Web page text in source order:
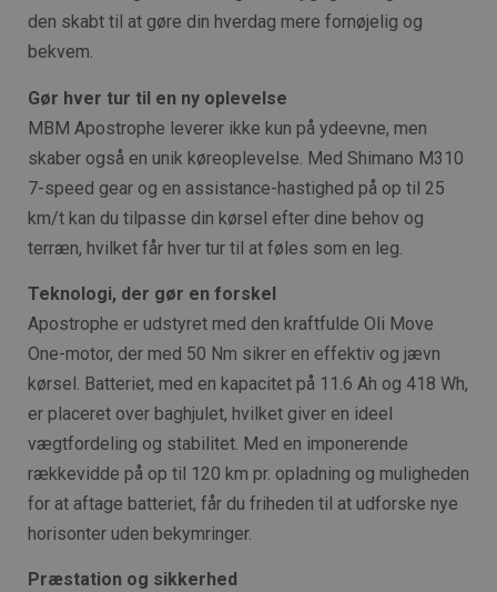
den skabt til at gøre din hverdag mere fornøjelig og
bekvem.
Gør hver tur til en ny oplevelse
MBM Apostrophe leverer ikke kun på ydeevne, men
skaber også en unik køreoplevelse. Med Shimano M310
7-speed gear og en assistance-hastighed på op til 25
km/t kan du tilpasse din kørsel efter dine behov og
terræn, hvilket får hver tur til at føles som en leg.
Teknologi, der gør en forskel
Apostrophe er udstyret med den kraftfulde Oli Move
One-motor, der med 50 Nm sikrer en effektiv og jævn
kørsel. Batteriet, med en kapacitet på 11.6 Ah og 418 Wh,
er placeret over baghjulet, hvilket giver en ideel
vægtfordeling og stabilitet. Med en imponerende
rækkevidde på op til 120 km pr. opladning og muligheden
for at aftage batteriet, får du friheden til at udforske nye
horisonter uden bekymringer.
Præstation og sikkerhed